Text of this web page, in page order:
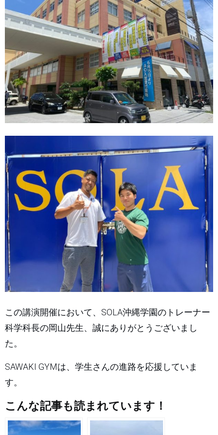
この講演開催において、SOLA沖縄学園のトレーナー
科学科長の岡山先生、誠にありがとうございまし
た。
SAWAKI GYMは、学生さんの進路を応援していま
す。
こんな記事も読まれています！